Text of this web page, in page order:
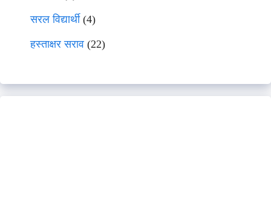
सरल विद्यार्थी(4)
हस्ताक्षर सराव (22)